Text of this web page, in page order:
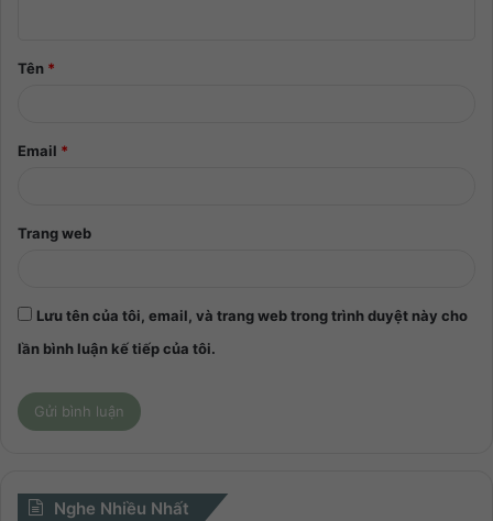
Tên *
Email *
Trang web
Lưu tên của tôi, email, và trang web trong trình duyệt này cho
lần bình luận kế tiếp của tôi.
Nghe Nhiều Nhất